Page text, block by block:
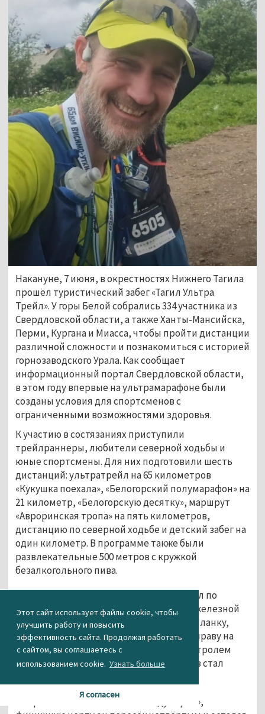
Этот сайт использует файлы cookie, чтобы
улучшить работу и повысить
эффективность сайта. Продолжая работать
с сайтом, вы соглашаетесь с
использованием cookie. Узнать больше
Я согласен
Накануне, 7 июня, в окрестностях Нижнего Тагила
прошёл туристический забег «Тагил Ультра
Трейл». У горы Белой собрались 334 участника из
Свердловской области, а также Ханты-Мансийска,
Перми, Кургана и Миасса, чтобы пройти дистанции
различной сложности и познакомиться с историей
горнозаводского Урала. Как сообщает
информационный портал Свердловской области,
в этом году впервые на ультрамарафоне были
созданы условия для спортсменов с
ограниченными возможностями здоровья.
К участию в состязаниях приступили
трейлраннеры, любители северной ходьбы и
юные спортсмены. Для них подготовили шесть
дистанций: ультратрейл на 65 километров
«Кукушка поехала», «Белогорский полумарафон» на
21 километр, «Белогорскую десятку», маршрут
«Авроринская тропа» на пять километров,
дистанцию по северной ходьбе и детский забег на
один километр. В программе также были
развлекательные 500 метров с кружкой
безалкогольного пива.
19 смельчаков заявились на ультратрейл по
маршруту Демидовской узкоколейной железной
дороги. Спортсмены преодолели реки Яланку,
Канаву и Чауж, а также совершили переправу на
пакрафтах через Межевую Утку под контролем
волонтёров. Одним из таких смельчаков стал
Евгений АН «Между строк»,